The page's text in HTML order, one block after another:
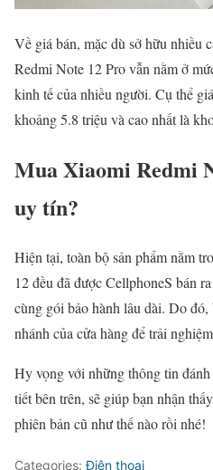
Về giá bán, mặc dù sở hữu nhiều
Redmi Note 12 Pro vẫn nằm ở
kinh tế của nhiều người. Cụ thể
khoảng 5.8 triệu và cao nhất là
Mua Xiaomi Redmi
uy tín?
Hiện tại, toàn bộ sản phẩm nằm
12 đều đã được CellphoneS bán
cùng gói bảo hành lâu dài. Do
nhánh của cửa hàng để trải
Hy vọng với những thông tin
tiết bên trên, sẽ giúp bạn nhận
phiên bản cũ như thế nào rồi nhé!
Categories:Điện thoại